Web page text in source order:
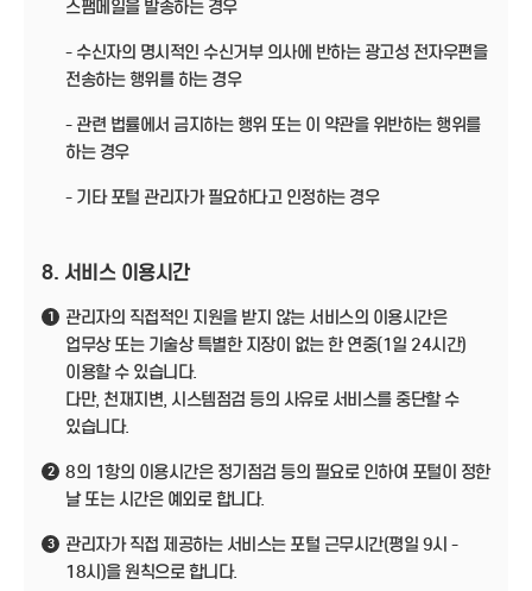
스팸메일을 발송하는 경우
- 수신자의 명시적인 수신거부 의사에 반하는 광고성 전자우편을
전송하는 행위를 하는 경우
- 관련 법률에서 금지하는 행위 또는 이 약관을 위반하는 행위를
하는 경우
- 기타 포털 관리자가 필요하다고 인정하는 경우
8. 서비스 이용시간
1
관리자의 직접적인 지원을 받지 않는 서비스의 이용시간은
업무상 또는 기술상 특별한 지장이 없는 한 연중(1일 24시간)
이용할 수 있습니다.
다만, 천재지변, 시스템점검 등의 사유로 서비스를 중단할 수
있습니다.
2
8의 1항의 이용시간은 정기점검 등의 필요로 인하여 포털이 정한
날 또는 시간은 예외로 합니다.
3
관리자가 직접 제공하는 서비스는 포털 근무시간(평일 9시 -
18시)을 원칙으로 합니다.